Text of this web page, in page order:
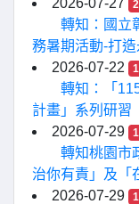
2026-07-27
轉知：國立
務暑期活動-打造
2026-07-22
轉知：「
計畫」系列研習
2026-07-29
轉知桃園市
治你有責」及「
2026-07-29